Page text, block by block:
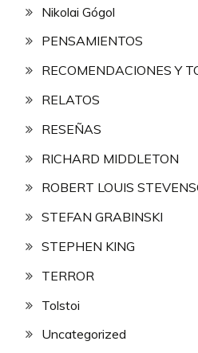
Nikolai Gógol
PENSAMIENTOS
RECOMENDACIONES Y
RELATOS
RESEÑAS
RICHARD MIDDLETON
ROBERT LOUIS
STEFAN GRABINSKI
STEPHEN KING
TERROR
Tolstoi
Uncategorized